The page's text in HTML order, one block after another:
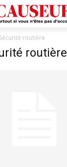
Sécurité routière
routière